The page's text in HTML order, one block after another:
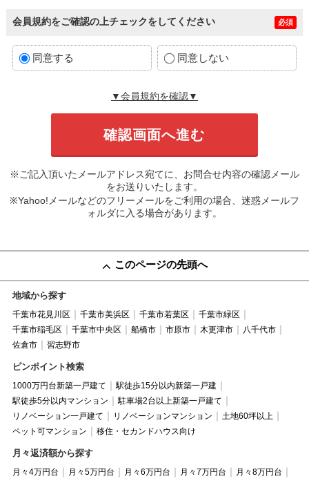
会員規約をご確認の上チェックをしてください 必須
同意する 同意しない
▼会員規約を確認▼
※ご記入頂いたメールアドレス宛てに、お問合せ内容の確認メール
をお送りいたします。
※Yahoo!メールなどのフリーメールをご利用の場合、迷惑メールフ
ォルダに入る場合があります。
このページの先頭へ
地域から探す
千葉市花見川区 千葉市美浜区 千葉市若葉区
千葉市緑区
千葉市稲毛区
千葉市中央区 船橋市 市原市 木更津市
八千代市
佐倉市
習志野市
ピンポイント検索
1000万円台新築一戸建て
駅徒歩15分以内新築一戸建
駅徒歩5分以内マンション
駐車場2台以上新築一戸建て
リノベーション一戸建て
リノベーションマンション
土地60坪以上
ペット可マンション
移住・セカンドハウス向け
月々返済額から探す
月々4万円台 月々5万円台 月々6万円台 月々7万円台
月々8万円台